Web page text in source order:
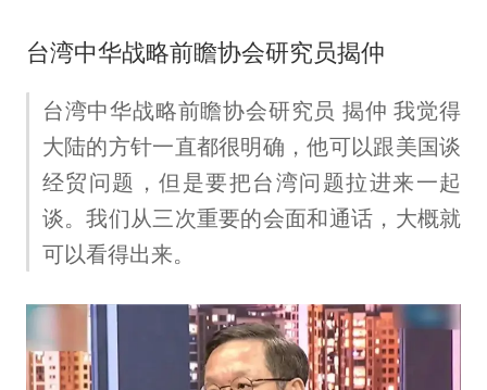
台湾中华战略前瞻协会研究员揭仲
台湾中华战略前瞻协会研究员 揭仲 我觉得
大陆的方针一直都很明确，他可以跟美国谈
经贸问题，但是要把台湾问题拉进来一起
谈。我们从三次重要的会面和通话，大概就
可以看得出来。